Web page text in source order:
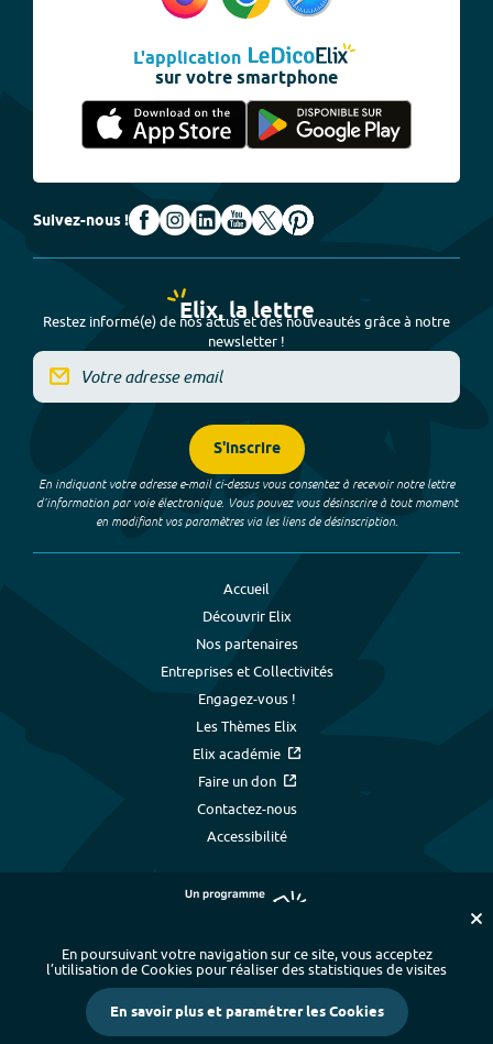
L'application
sur votre smartphone
Suivez-nous !
Elix, la lettre
Restez informé(e) de nos actus et des nouveautés grâce à notre
newsletter !
S'inscrire
En indiquant votre adresse e-mail ci-dessus vous consentez à recevoir notre lettre
d’information par voie électronique. Vous pouvez vous désinscrire à tout moment
en modifiant vos paramètres via les liens de désinscription.
Accueil
Découvrir Elix
Nos partenaires
Entreprises et Collectivités
Engagez-vous !
Les Thèmes Elix
Elix académie
Faire un don
Contactez-nous
Accessibilité
Plan du site - Index alphabétique
-
Mentions légales et données personnelles
- Paramétrer les cookies
Crédits
En poursuivant votre navigation sur ce site, vous acceptez
l’utilisation de Cookies pour réaliser des statistiques de visites
En savoir plus et paramétrer les Cookies